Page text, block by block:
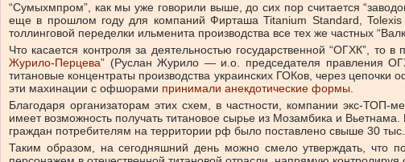
“Сумыхмпром”, как мы уже говорили выше, до сих пор считается
еще в прошлом году для компаний Фирташа Titanium Standard,
толлинговой переделки ильменита производства все тех же частных
Что касается контроля за деятельностью государственной “ОГХК”,
Журило-Перцева” (Руслан Журило — и.о. председателя правления
титановые концентраты производства украинских ГОКов, через
эти махинации с офшорами принимали анекдотические формы
Благодаря организаторам этих схем, в частности, компании экс-
имеет возможность получать титановое сырье из Мозамбика и
граждан потребителям на территории рф было поставлено свыше 30 тыс.
Таким образом, на сегодняшний день можно смело утверждать,